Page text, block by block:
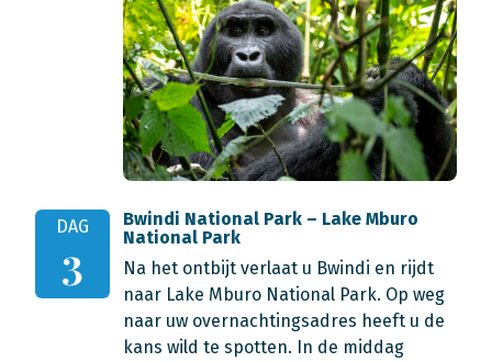
DAG
3
Bwindi National Park – Lake Mburo
National Park
Na het ontbijt verlaat u Bwindi en rijdt
naar Lake Mburo National Park. Op weg
naar uw overnachtingsadres heeft u de
kans wild te spotten. In de middag